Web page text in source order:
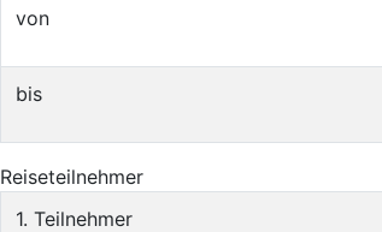
von
bis
Reiseteilnehmer
1. Teilnehmer